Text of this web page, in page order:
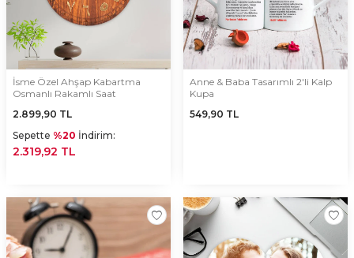
İsme Özel Ahşap Kabartma
Osmanlı Rakamlı Saat
2.899,90 TL
Sepette %20 İndirim:
2.319,92 TL
Anne & Baba Tasarımlı 2'li Kalp
Kupa
549,90 TL